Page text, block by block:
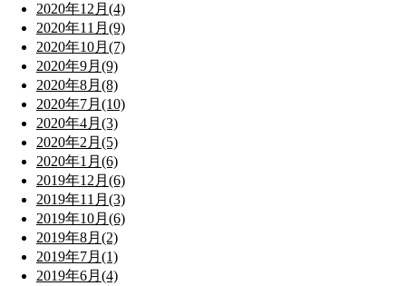
2020年12月(4)
2020年11月(9)
2020年10月(7)
2020年9月(9)
2020年8月(8)
2020年7月(10)
2020年4月(3)
2020年2月(5)
2020年1月(6)
2019年12月(6)
2019年11月(3)
2019年10月(6)
2019年8月(2)
2019年7月(1)
2019年6月(4)